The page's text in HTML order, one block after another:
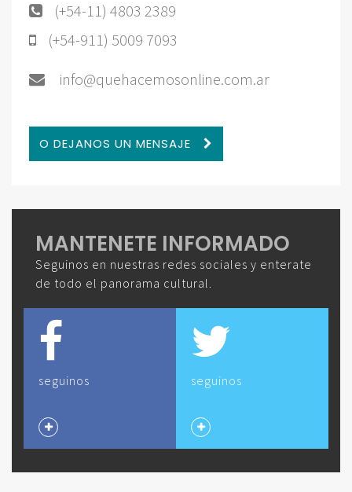
(+54-11) 4803 2389
(+54-911) 5009 7093
info@quehacemosonline.com.ar
O DEJANOS UN MENSAJE
MANTENETE INFORMADO
Seguinos en nuestras redes sociales y enterate
de todo el panorama cultural.
seguinos seguinos